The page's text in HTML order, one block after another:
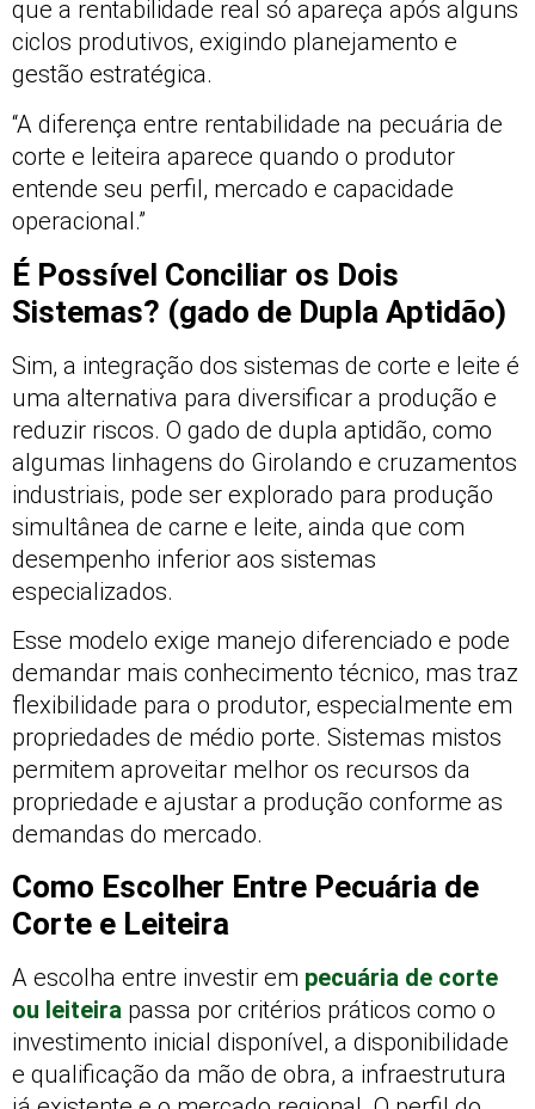
que a rentabilidade real só apareça após alguns
ciclos produtivos, exigindo planejamento e
gestão estratégica.
“A diferença entre rentabilidade na pecuária de
corte e leiteira aparece quando o produtor
entende seu perfil, mercado e capacidade
operacional.”
É Possível Conciliar os Dois
Sistemas? (gado de Dupla Aptidão)
Sim, a integração dos sistemas de corte e leite é
uma alternativa para diversificar a produção e
reduzir riscos. O gado de dupla aptidão, como
algumas linhagens do Girolando e cruzamentos
industriais, pode ser explorado para produção
simultânea de carne e leite, ainda que com
desempenho inferior aos sistemas
especializados.
Esse modelo exige manejo diferenciado e pode
demandar mais conhecimento técnico, mas traz
flexibilidade para o produtor, especialmente em
propriedades de médio porte. Sistemas mistos
permitem aproveitar melhor os recursos da
propriedade e ajustar a produção conforme as
demandas do mercado.
Como Escolher Entre Pecuária de
Corte e Leiteira
A escolha entre investir em pecuária de corte
ou leiteira passa por critérios práticos como o
investimento inicial disponível, a disponibilidade
e qualificação da mão de obra, a infraestrutura